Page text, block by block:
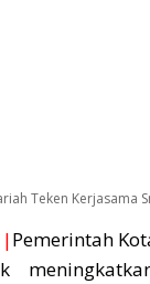
Teken Kerjasama
|Pemerintah